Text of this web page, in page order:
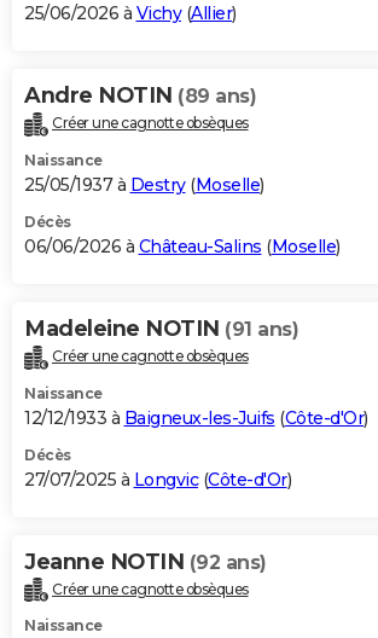
S'inscrire
Se connecter
Lycées
Collèges
Primaires
Universités
Entreprises
Service militaire
Avis de recherche
AVIS DE DÉCÈS
Bricolage
Lifestyle
Culture
Sport
Auto
Television
Voyage
Cinema
25/06/2026 à Vichy(Allier)
Andre NOTIN (89 ans)
Créer une cagnotte obsèques
Naissance
25/05/1937 à Destry(Moselle)
Décès
06/06/2026 à Château-Salins (Moselle)
Madeleine NOTIN (91 ans)
Créer une cagnotte obsèques
Naissance
12/12/1933 à Baigneux-les-Juifs (Côte-d'Or)
Décès
27/07/2025 à Longvic(Côte-d'Or)
Jeanne NOTIN (92 ans)
Créer une cagnotte obsèques
Naissance